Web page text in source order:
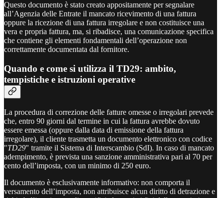
Questo documento è stato creato appositamente per segnalare
all’Agenzia delle Entrate il mancato ricevimento di una fattura
oppure la ricezione di una fattura irregolare e non costituisce una
vera e propria fattura, ma, si ribadisce, una comunicazione specifica
che contiene gli elementi fondamentali dell’operazione non
correttamente documentata dal fornitore.
Quando e come si utilizza il TD29: ambito,
tempistiche e istruzioni operative
La procedura di correzione delle fatture omesse o irregolari prevede
che, entro 90 giorni dal termine in cui la fattura avrebbe dovuto
essere emessa (oppure dalla data di emissione della fattura
irregolare), il cliente trasmetta un documento elettronico con codice
"TD29" tramite il Sistema di Interscambio (SdI). In caso di mancato
adempimento, è prevista una sanzione amministrativa pari al 70 per
cento dell’imposta, con un minimo di 250 euro.
Il documento è esclusivamente informativo: non comporta il
versamento dell’imposta, non attribuisce alcun diritto di detrazione e